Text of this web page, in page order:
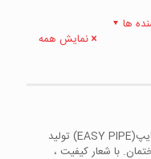
ها
نمایش همه
لوله پنج لایه ایزی پایپ شرکت ایزی پایپ(EASY PIPE) تولید
ساختمان. با شعار کیفیت ،